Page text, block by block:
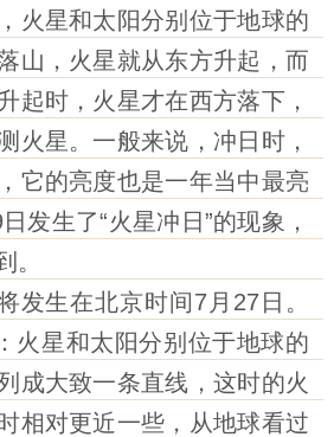
火星和太阳分别位于地球的
山，火星就从东方升起，而
起时，火星才在西方落下，
火星。一般来说，冲日时，
它的亮度也是一年当中最亮
发生了“火星冲日”的现象，
。
生在北京时间7月27日。
火星和太阳分别位于地球的
成大致一条直线，这时的火
相对更近一些，从地球看过